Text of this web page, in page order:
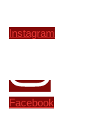
Instagram
Facebook